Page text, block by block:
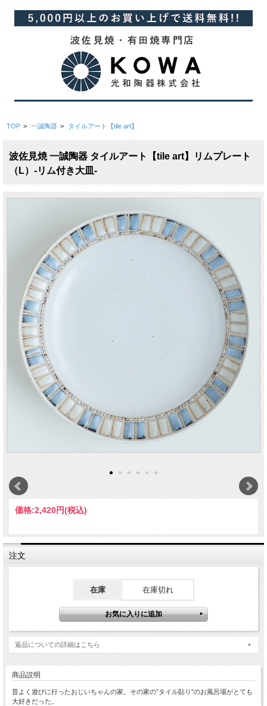
TOP > 一誠陶器 > タイルアート【tile art】
波佐見焼 一誠陶器 タイルアート【tile art】リムプレート
（L）-リム付き大皿-
価格:2,420円(税込)
注文
在庫 在庫切れ
返品についての詳細はこちら
商品説明
昔よく遊びに行ったおじいちゃんの家。その家の”タイル貼り”のお風呂場がとても
大好きだった。